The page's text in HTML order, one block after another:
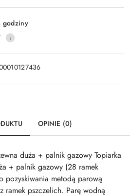
Wyślij
godziny
OPINIE (0)
duża + palnik gazowy Topiarka
+ palnik gazowy (28 ramek
pozyskiwania metodą parową
ramek pszczelich. Parę wodną